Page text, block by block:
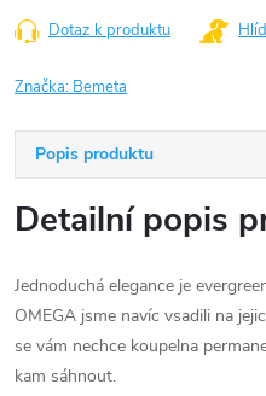
Dotaz k produktu
Značka: Bemeta
Popis produktu
Detailní popis
Jednoduchá elegance je
OMEGA jsme navíc vsadili na
se vám nechce koupelna
kam sáhnout.